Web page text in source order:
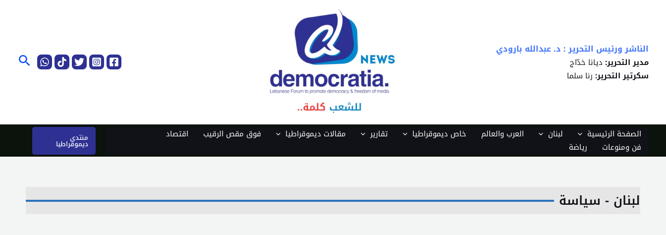
الناشر ورئيس التحرير : د. عبدالله بارودي
مدير التحرير: ديانا خدّاج
سكرتير التحرير: رنا سلما
الصفحة الرئيسية لبنان العرب والعالم خاص ديموقراطيا تقارير مقالات ديموقراطيا فوق مقص الرقيب
اقتصاد
فن ومنوعات
رياضة
منتدى
ديموقراطيا
لبنان - سياسة